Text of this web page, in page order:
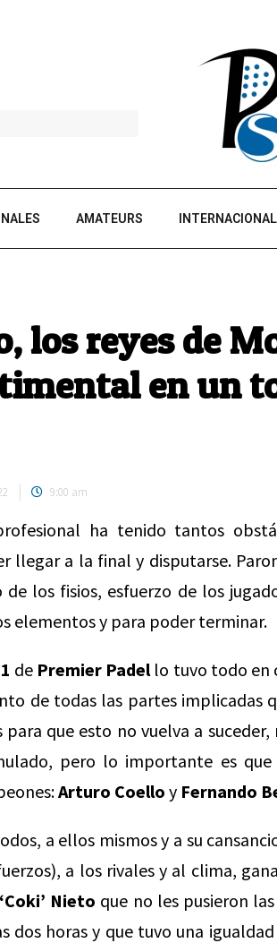
AMATEURS INTERNACIONAL
los reyes de
en un
9:00 am
ha tenido tantos
llegar a la final y disputarse.
los fisios, esfuerzo de los
elementos y para poder terminar.
de Premier Padello tuvo todo en
de todas las partes implicadas
que esto no vuelva a
pero lo importante es
Arturo Coello y Fernando
a ellos mismos y a su
a los rivales y al clima,
‘Coki’ Nieto que no les pusieron
dos horas y que tuvo una